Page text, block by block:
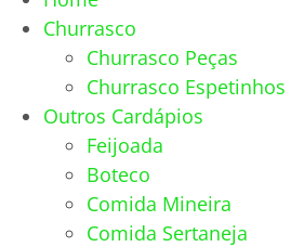
Churrasco
Churrasco Peças
Churrasco Espetinhos
Outros Cardápios
Feijoada
Boteco
Comida Mineira
Comida Sertaneja